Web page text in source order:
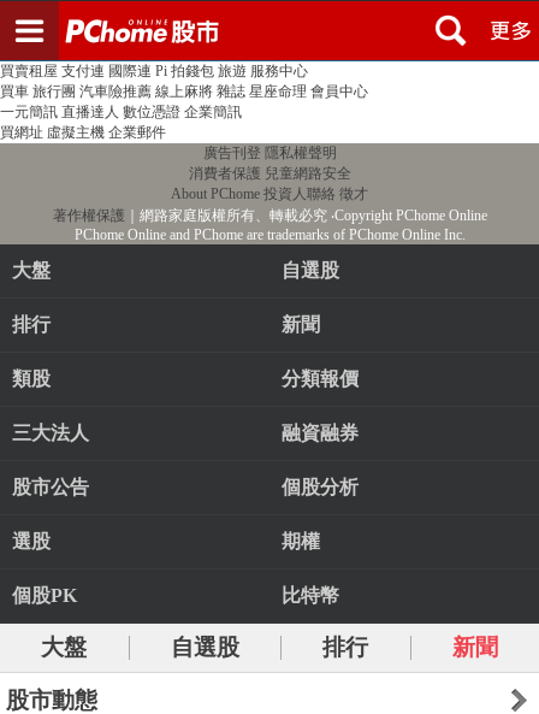
PChome首頁 線上購物 24h購物 書店
買賣租屋 支付連 國際連 Pi 拍錢包 旅遊 服務中心
買車 旅行團 汽車險推薦 線上麻將 雜誌 星座命理 會員中心
一元簡訊 直播達人 數位憑證 企業簡訊
買網址 虛擬主機 企業郵件
廣告刊登 隱私權聲明
消費者保護 兒童網路安全
About PChome 投資人聯絡 徵才
著作權保護 ｜網路家庭版權所有、轉載必究‧Copyright PChome Online
PChome Online and PChome are trademarks of PChome Online Inc.
大盤 自選股
排行 新聞
類股 分類報價
三大法人 融資融券
股市公告 個股分析
選股 期權
個股PK 比特幣
大盤 自選股 排行 新聞
股市動態